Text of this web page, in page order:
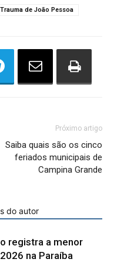
Trauma de João Pessoa
Próximo artigo
Saiba quais são os cinco
feriados municipais de
Campina Grande
do autor
registra a menor
na Paraíba